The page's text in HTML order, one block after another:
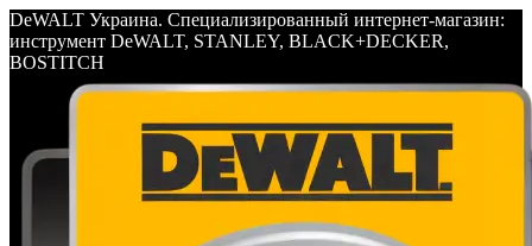
DeWALT Украина. Специализированный интернет-магазин:
инструмент DeWALT, STANLEY, BLACK+DECKER,
BOSTITCH